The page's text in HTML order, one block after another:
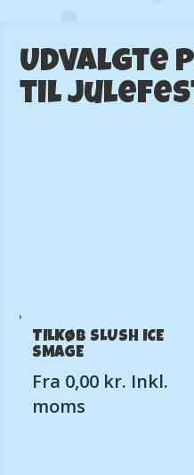
Udvalgte
til
TILKØB SLUSH ICE
SMAGE
Fra 0,00 kr. Inkl.
moms